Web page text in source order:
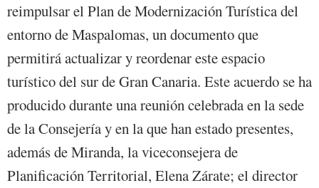
reimpulsar el Plan de Modernización Turística del
entorno de Maspalomas, un documento que
permitirá actualizar y reordenar este espacio
turístico del sur de Gran Canaria. Este acuerdo se ha
producido durante una reunión celebrada en la sede
de la Consejería y en la que han estado presentes,
además de Miranda, la viceconsejera de
Planificación Territorial, Elena Zárate; el director